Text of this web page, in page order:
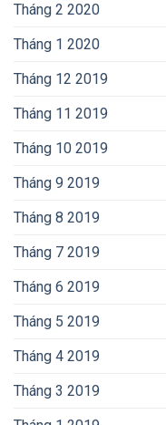
Tháng 2 2020
Tháng 1 2020
Tháng 12 2019
Tháng 11 2019
Tháng 10 2019
Tháng 9 2019
Tháng 8 2019
Tháng 7 2019
Tháng 6 2019
Tháng 5 2019
Tháng 4 2019
Tháng 3 2019